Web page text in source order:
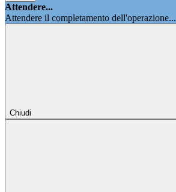
Attendere...
Attendere il completamento dell'operazione...
Chiudi